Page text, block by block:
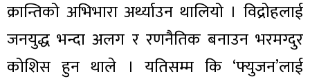
क्रान्तिको अभिभारा अर्थ्याउन थालियो । विद्रोहलाई
जनयुद्ध भन्दा अलग र रणनैतिक बनाउन भरमग्दुर
कोशिस हुन थाले । यतिसम्म कि ‘फ्युजन’लाई